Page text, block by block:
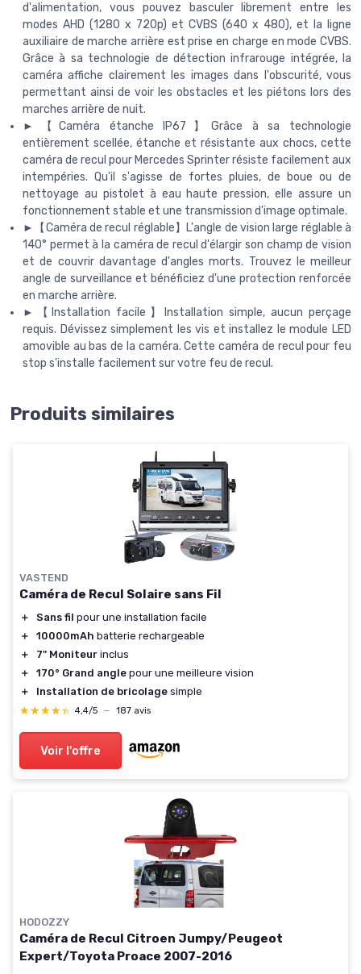
d'alimentation, vous pouvez basculer librement entre les
modes AHD (1280 x 720p) et CVBS (640 x 480), et la ligne
auxiliaire de marche arrière est prise en charge en mode CVBS.
Grâce à sa technologie de détection infrarouge intégrée, la
caméra affiche clairement les images dans l'obscurité, vous
permettant ainsi de voir les obstacles et les piétons lors des
marches arrière de nuit.
►【Caméra étanche IP67】Grâce à sa technologie
entièrement scellée, étanche et résistante aux chocs, cette
caméra de recul pour Mercedes Sprinter résiste facilement aux
intempéries. Qu'il s'agisse de fortes pluies, de boue ou de
nettoyage au pistolet à eau haute pression, elle assure un
fonctionnement stable et une transmission d'image optimale.
►【Caméra de recul réglable】L'angle de vision large réglable à
140° permet à la caméra de recul d'élargir son champ de vision
et de couvrir davantage d'angles morts. Trouvez le meilleur
angle de surveillance et bénéficiez d'une protection renforcée
en marche arrière.
►【Installation facile】Installation simple, aucun perçage
requis. Dévissez simplement les vis et installez le module LED
amovible au bas de la caméra. Cette caméra de recul pour feu
stop s'installe facilement sur votre feu de recul.
Produits similaires
VASTEND
Caméra de Recul Solaire sans Fil
＋ Sans fil pour une installation facile
＋
10000mAh batterie rechargeable
＋
7" Moniteur inclus
＋
170° Grand angle pour une meilleure vision
＋
Installation de bricolage simple
★★★★★
★★★★★ 4,4/5 — 187 avis
Voir l'offre
HODOZZY
Caméra de Recul Citroen Jumpy/Peugeot
Expert/Toyota Proace 2007-2016